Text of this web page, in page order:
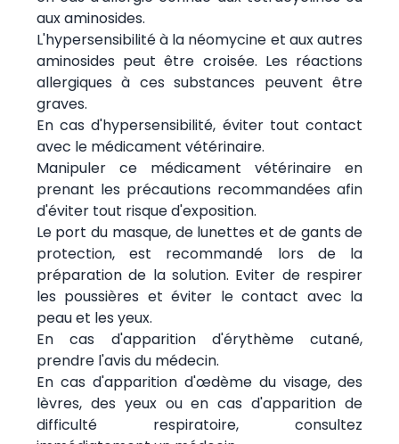
aux aminosides.
L'hypersensibilité à la néomycine et aux autres
aminosides peut être croisée. Les réactions
allergiques à ces substances peuvent être
graves.
En cas d'hypersensibilité, éviter tout contact
avec le médicament vétérinaire.
Manipuler ce médicament vétérinaire en
prenant les précautions recommandées afin
d'éviter tout risque d'exposition.
Le port du masque, de lunettes et de gants de
protection, est recommandé lors de la
préparation de la solution. Eviter de respirer
les poussières et éviter le contact avec la
peau et les yeux.
En cas d'apparition d'érythème cutané,
prendre l'avis du médecin.
En cas d'apparition d'œdème du visage, des
lèvres, des yeux ou en cas d'apparition de
difficulté respiratoire, consultez